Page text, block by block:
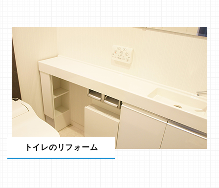
トイレのリフォーム